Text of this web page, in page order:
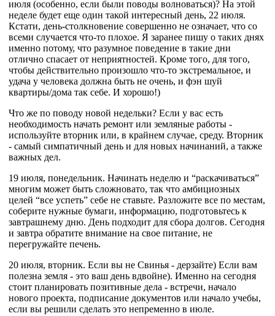
июля (особенно, если были поводы волноваться)? На этой
неделе будет еще один такой интересный день, 22 июля.
Кстати, день-столкновение совершенно не означает, что со
всеми случается что-то плохое. Я заранее пишу о таких днях
именно потому, что разумное поведение в такие дни
отлично спасает от неприятностей. Кроме того, для того,
чтобы действительно произошло что-то экстремальное, и
удача у человека должна быть не очень, и фэн шуй
квартиры/дома так себе. И хорошо!)
Что же по поводу новой недельки? Если у вас есть
необходимость начать ремонт или земляные работы -
используйте вторник или, в крайнем случае, среду. Вторник
- самый симпатичный день и для новых начинаний, а также
важных дел.
19 июля, понедельник. Начинать неделю и “раскачиваться”
многим может быть сложновато, так что амбициозных
целей “все успеть” себе не ставьте. Разложите все по местам,
соберите нужные бумаги, информацию, подготовьтесь к
завтрашнему дню. День подходит для сбора долгов. Сегодня
и завтра обратите внимание на свое питание, не
перегружайте печень.
20 июля, вторник. Если вы не Свинья - дерзайте) Если вам
полезна земля - это ваш день вдвойне). Именно на сегодня
стоит планировать позитивные дела - встречи, начало
нового проекта, подписание документов или начало учебы,
если вы решили сделать это непременно в июле.